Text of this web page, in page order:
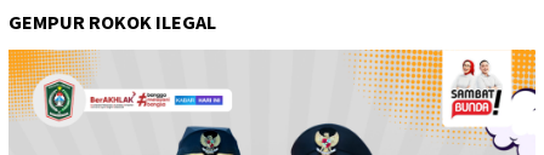
GEMPUR ROKOK ILEGAL